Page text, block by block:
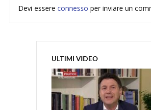
Devi essere connesso per inviare un
ULTIMI VIDEO